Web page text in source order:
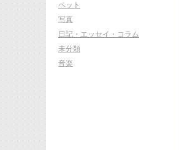
ペット
写真
日記・エッセイ・コラム
未分類
音楽